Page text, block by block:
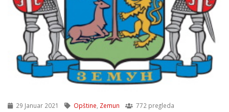
29 Januar 2021 Opštine, Zemun
772 pregleda